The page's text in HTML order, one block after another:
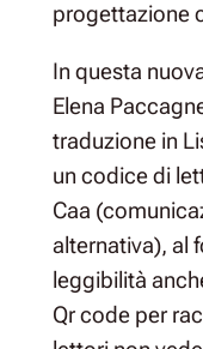
progettazione
In questa
Elena
traduzione in
un codice di
Caa
alternativa), al
leggibilità
Qr code per